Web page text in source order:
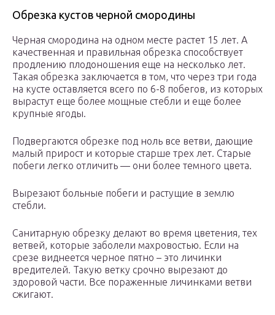
Обрезка кустов черной смородины
Черная смородина на одном месте растет 15 лет. А
качественная и правильная обрезка способствует
продлению плодоношения еще на несколько лет.
Такая обрезка заключается в том, что через три года
на кусте оставляется всего по 6-8 побегов, из которых
вырастут еще более мощные стебли и еще более
крупные ягоды.
Подвергаются обрезке под ноль все ветви, дающие
малый прирост и которые старше трех лет. Старые
побеги легко отличить — они более темного цвета.
Вырезают больные побеги и растущие в землю
стебли.
Санитарную обрезку делают во время цветения, тех
ветвей, которые заболели махровостью. Если на
срезе виднеется черное пятно – это личинки
вредителей. Такую ветку срочно вырезают до
здоровой части. Все пораженные личинками ветви
сжигают.